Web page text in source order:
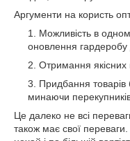
Аргументи на користь
Можливість в
оновлення гардеробу
Отримання якісних
Придбання товарів
минаючи перекупників
Це далеко не всі
також має свої